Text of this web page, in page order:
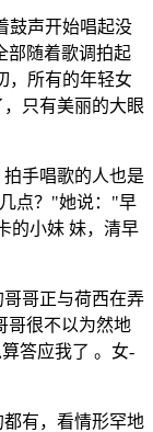
鼓声开始唱起没
部随着歌调拍起
，所有的年轻女
只有美丽的大眼
手唱歌的人也是
点？"她说："早
的小妹 妹，清早
哥正与荷西在弄
哥很不以为然地
答应我了 。女-
有，看情形罕地